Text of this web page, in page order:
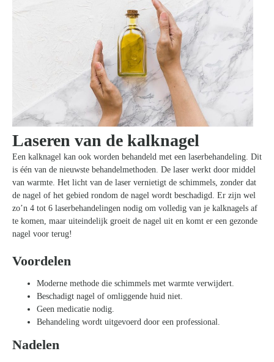
Laseren van de kalknagel
Een kalknagel kan ook worden behandeld met een laserbehandeling. Dit
is één van de nieuwste behandelmethoden. De laser werkt door middel
van warmte. Het licht van de laser vernietigt de schimmels, zonder dat
de nagel of het gebied rondom de nagel wordt beschadigd. Er zijn wel
zo’n 4 tot 6 laserbehandelingen nodig om volledig van je kalknagels af
te komen, maar uiteindelijk groeit de nagel uit en komt er een gezonde
nagel voor terug!
Voordelen
Moderne methode die schimmels met warmte verwijdert.
Beschadigt nagel of omliggende huid niet.
Geen medicatie nodig.
Behandeling wordt uitgevoerd door een professional.
Nadelen